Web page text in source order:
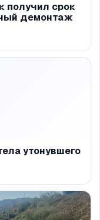
получил срок
демонтаж
утонувшего